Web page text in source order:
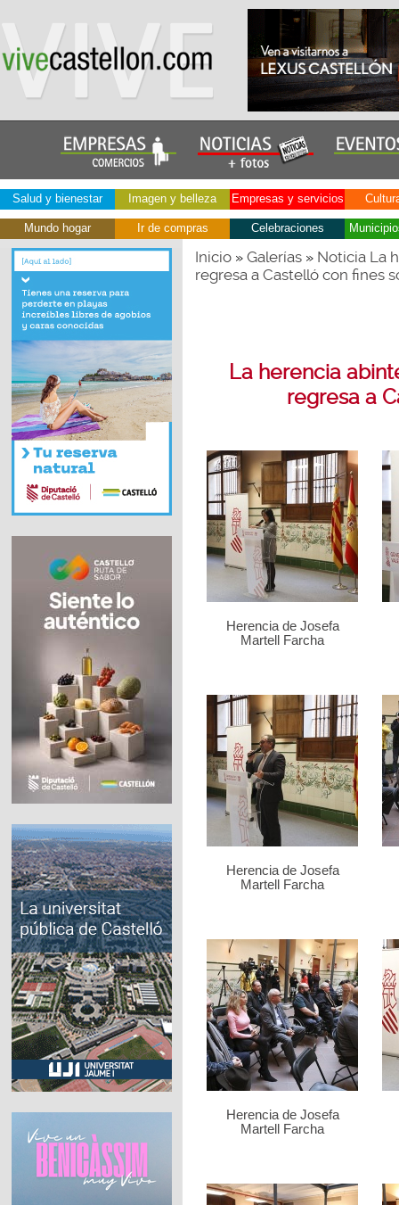
Salud y bienestar Imagen y belleza Empresas y servicios
Mundo hogar Ir de compras Celebraciones
Inicio» Galerías» Noticia La
regresa a Castelló con fines
La herencia
regresa a
Herencia de Josefa
Martell Farcha
Herencia de Josefa
Martell Farcha
Herencia de Josefa
Martell Farcha